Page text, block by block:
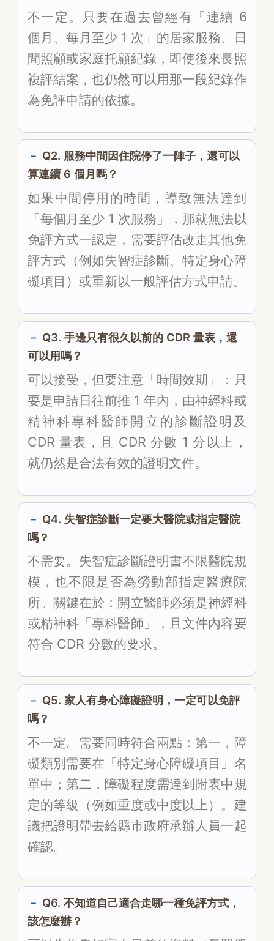
不一定。只要在過去曾經有「連續 6
個月、每月至少 1 次」的居家服務、日
間照顧或家庭托顧紀錄，即使後來長照
複評結案，也仍然可以用那一段紀錄作
為免評申請的依據。
Q2. 服務中間因住院停了一陣子，還可以
算連續 6 個月嗎？
如果中間停用的時間，導致無法達到
「每個月至少 1 次服務」，那就無法以
免評方式一認定，需要評估改走其他免
評方式（例如失智症診斷、特定身心障
礙項目）或重新以一般評估方式申請。
Q3. 手邊只有很久以前的 CDR 量表，還
可以用嗎？
可以接受，但要注意「時間效期」：只
要是申請日往前推 1 年內，由神經科或
精神科專科醫師開立的診斷證明及
CDR 量表，且 CDR 分數 1 分以上，
就仍然是合法有效的證明文件。
Q4. 失智症診斷一定要大醫院或指定醫院
嗎？
不需要。失智症診斷證明書不限醫院規
模，也不限是否為勞動部指定醫療院
所。關鍵在於：開立醫師必須是神經科
或精神科「專科醫師」，且文件內容要
符合 CDR 分數的要求。
Q5. 家人有身心障礙證明，一定可以免評
嗎？
不一定。需要同時符合兩點：第一，障
礙類別需要在「特定身心障礙項目」名
單中；第二，障礙程度需達到附表中規
定的等級（例如重度或中度以上）。建
議把證明帶去給縣市政府承辦人員一起
確認。
Q6. 不知道自己適合走哪一種免評方式，
該怎麼辦？